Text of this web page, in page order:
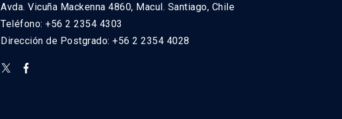
Avda. Vicuña Mackenna 4860, Macul. Santiago, Chile
Teléfono: +56 2 2354 4303
Dirección de Postgrado: +56 2 2354 4028